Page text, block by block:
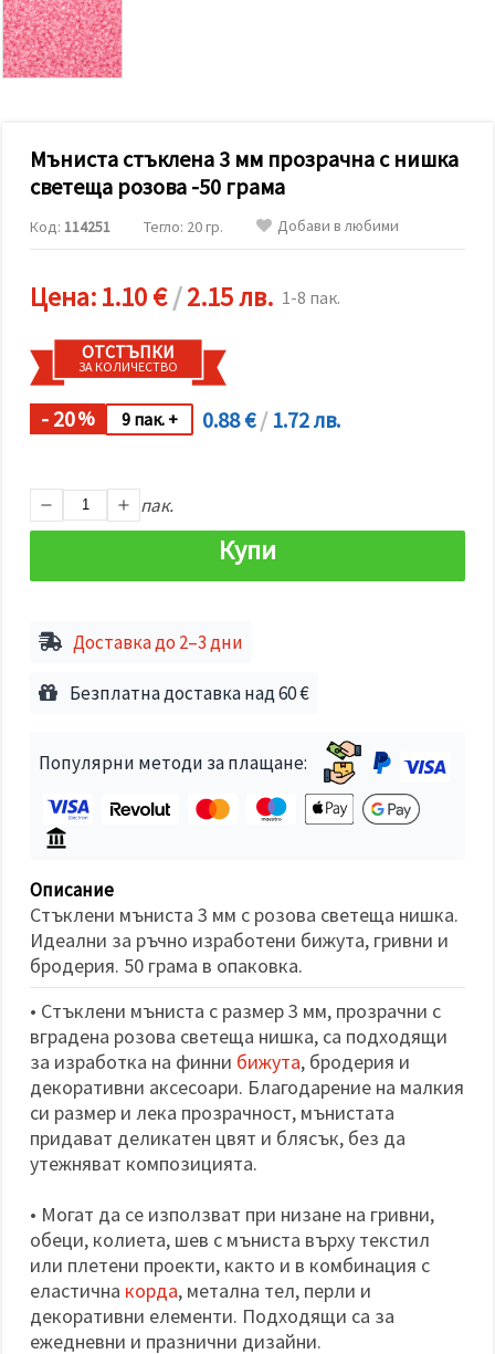
релевантно
съдържание
и реклами,
включително
с помощта
маркетинг.
Можеш да
съгласиш
"бисквитки"
натиснеш
"Приеми
всички!"
или да
посочиш
предпочитанията
избереш
вид
бутона
Приеми
всички
бисквитките
Мъниста стъклена 3 мм прозрачна с нишка
светеща розова -50 грама
Код: 114251 Тегло: 20 гр. Добави в любими
Цена:1.10 €/2.15 лв. 1-8 пак.
ОТСТЪПКИ
ЗА КОЛИЧЕСТВО
- 20% 9 пак. + 0.88 €/ 1.72 лв.
пак.
Купи
Доставка до 2–3 дни
Безплатна доставка над 60 €
Популярни методи за плащане:
Описание
Стъклени мъниста 3 мм с розова светеща нишка.
Идеални за ръчно изработени бижута, гривни и
бродерия. 50 грама в опаковка.
• Стъклени мъниста с размер 3 мм, прозрачни с
вградена розова светеща нишка, са подходящи
за изработка на финни бижута, бродерия и
декоративни аксесоари. Благодарение на малкия
си размер и лека прозрачност, мънистата
придават деликатен цвят и блясък, без да
утежняват композицията.
• Могат да се използват при низане на гривни,
обеци, колиета, шев с мъниста върху текстил
или плетени проекти, както и в комбинация с
еластична корда, метална тел, перли и
декоративни елементи. Подходящи са за
ежедневни и празнични дизайни.